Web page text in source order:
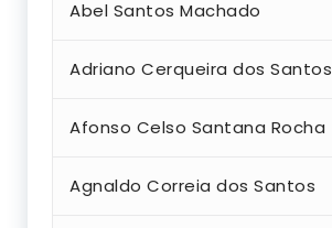
Abel Santos Machado
Adriano Cerqueira dos Santos
Afonso Celso Santana Rocha
Agnaldo Correia dos Santos